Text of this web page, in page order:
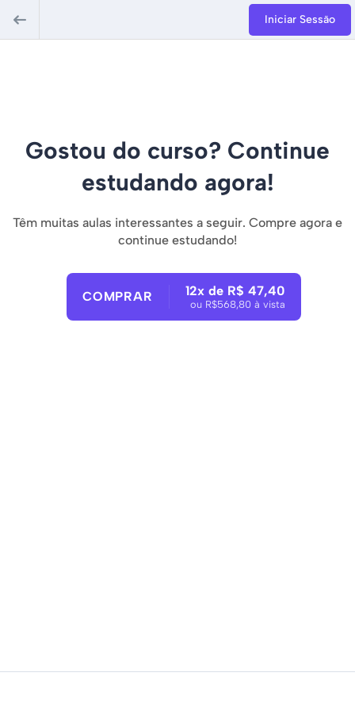
Iniciar Sessão
Gostou do curso? Continue
estudando agora!
Têm muitas aulas interessantes a seguir. Compre agora e
continue estudando!
COMPRAR 12x de R$ 47,40
ou R$568,80 à vista